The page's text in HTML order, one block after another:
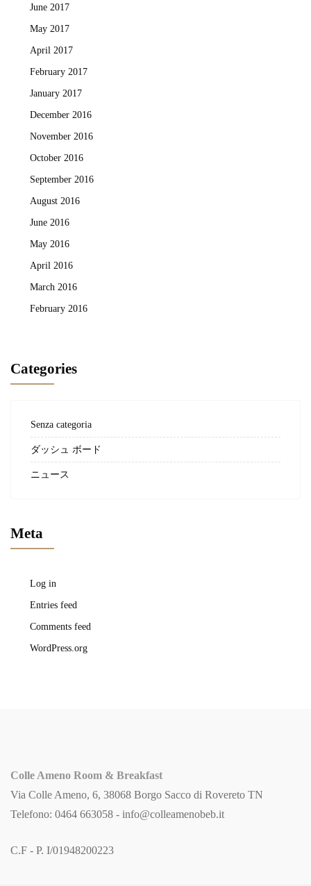
June 2017
May 2017
April 2017
February 2017
January 2017
December 2016
November 2016
October 2016
September 2016
August 2016
June 2016
May 2016
April 2016
March 2016
February 2016
Categories
Senza categoria
ダッシュ ボード
ニュース
Meta
Log in
Entries feed
Comments feed
WordPress.org
Colle Ameno Room & Breakfast
Via Colle Ameno, 6, 38068 Borgo Sacco di Rovereto TN
Telefono: 0464 663058 - info@colleamenobeb.it
C.F - P. I/01948200223